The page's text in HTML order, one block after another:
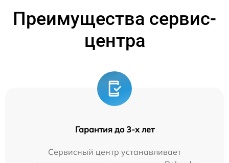
Преимущества сервис-
центра
Гарантия до 3-х лет
Сервисный центр устанавливает